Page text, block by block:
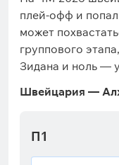
плей-офф и
может
группового
Зидана и ноль —
Швейцария —
П1